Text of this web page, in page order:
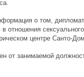
о том,
отношения
центре Санто-
от занимаемой